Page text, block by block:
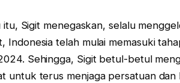
itu, Sigit menegaskan, selalu
Indonesia telah mulai memasuki
Sehingga, Sigit betul-betul
untuk terus menjaga persatuan